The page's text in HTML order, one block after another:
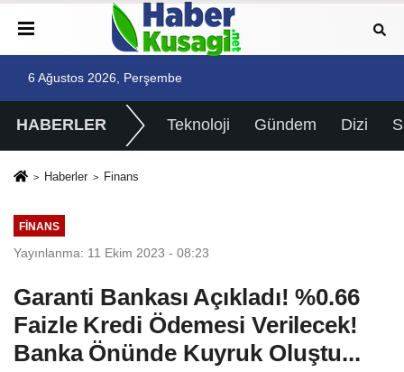
6 Ağustos 2026, Perşembe
HABERLER Teknoloji Gündem Dizi
Haberler Finans
FINANS
Yayınlanma: 11 Ekim 2023 - 08:23
Garanti Bankası Açıkladı! %0.66
Faizle Kredi Ödemesi Verilecek!
Banka Önünde Kuyruk Oluştu...